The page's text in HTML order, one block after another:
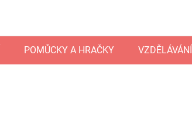
POMŮCKY A HRAČKY VZDĚLÁVÁNÍ